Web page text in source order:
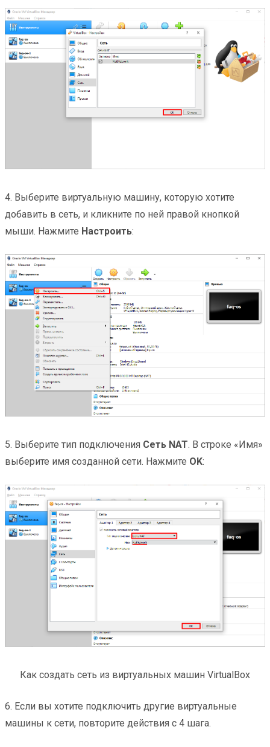
4. Выберите виртуальную машину, которую хотите
добавить в сеть, и кликните по ней правой кнопкой
мыши. Нажмите Настроить:
5. Выберите тип подключения Сеть NAT. В строке «Имя»
выберите имя созданной сети. Нажмите OK:
Как создать сеть из виртуальных машин VirtualBox
6. Если вы хотите подключить другие виртуальные
машины к сети, повторите действия с 4 шага.